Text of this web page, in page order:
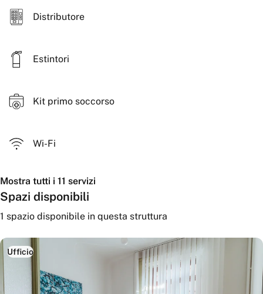
Distributore
Estintori
Kit primo soccorso
Wi-Fi
Mostra tutti i 11 servizi
Spazi disponibili
1 spazio disponibile in questa struttura
Ufficio